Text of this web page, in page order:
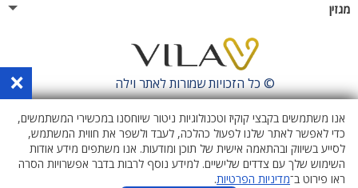
מגזין
© כל הזכויות שמורות לאתרוילה ×
אנו משתמשים בקבצי קוקיז וטכנולוגיות ניטור שיוחסנו במכשירי המשתמשים,
כדי לאפשר לאתר שלנו לפעול כהלכה, לעבד ולשפר את חווית המשתמש,
לסייע בשיווק ובהתאמה אישית של תוכן ומודעות. אנו משתפים מידע אודות
השימוש שלך עם צדדים שלישיים. למידע נוסף לרבות בדבר אפשרויות הסרה
ראו פירוט ב־מדיניות הפרטיות.